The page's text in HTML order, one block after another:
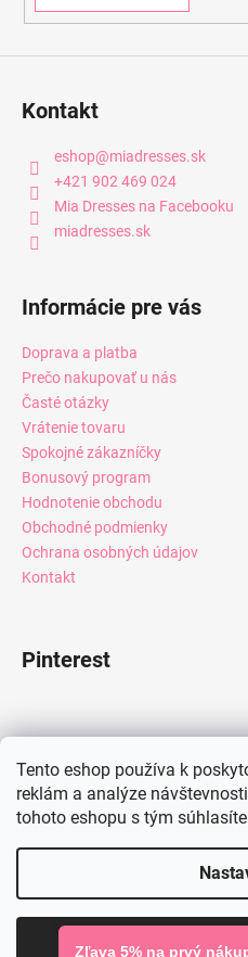
Tento eshop používa k
reklám a analýze
tohoto eshopu s tým
Kontakt
eshop@miadresses.sk
+421 902 469 024
Mia Dresses na Facebooku
miadresses.sk
Informácie pre vás
Doprava a platba
Prečo nakupovať u nás
Časté otázky
Vrátenie tovaru
Spokojné zákazníčky
Bonusový program
Hodnotenie obchodu
Obchodné podmienky
Ochrana osobných údajov
Kontakt
Pinterest
Instagram
Copyright 2026
Mia Dresses
Zľava 5% na prvý